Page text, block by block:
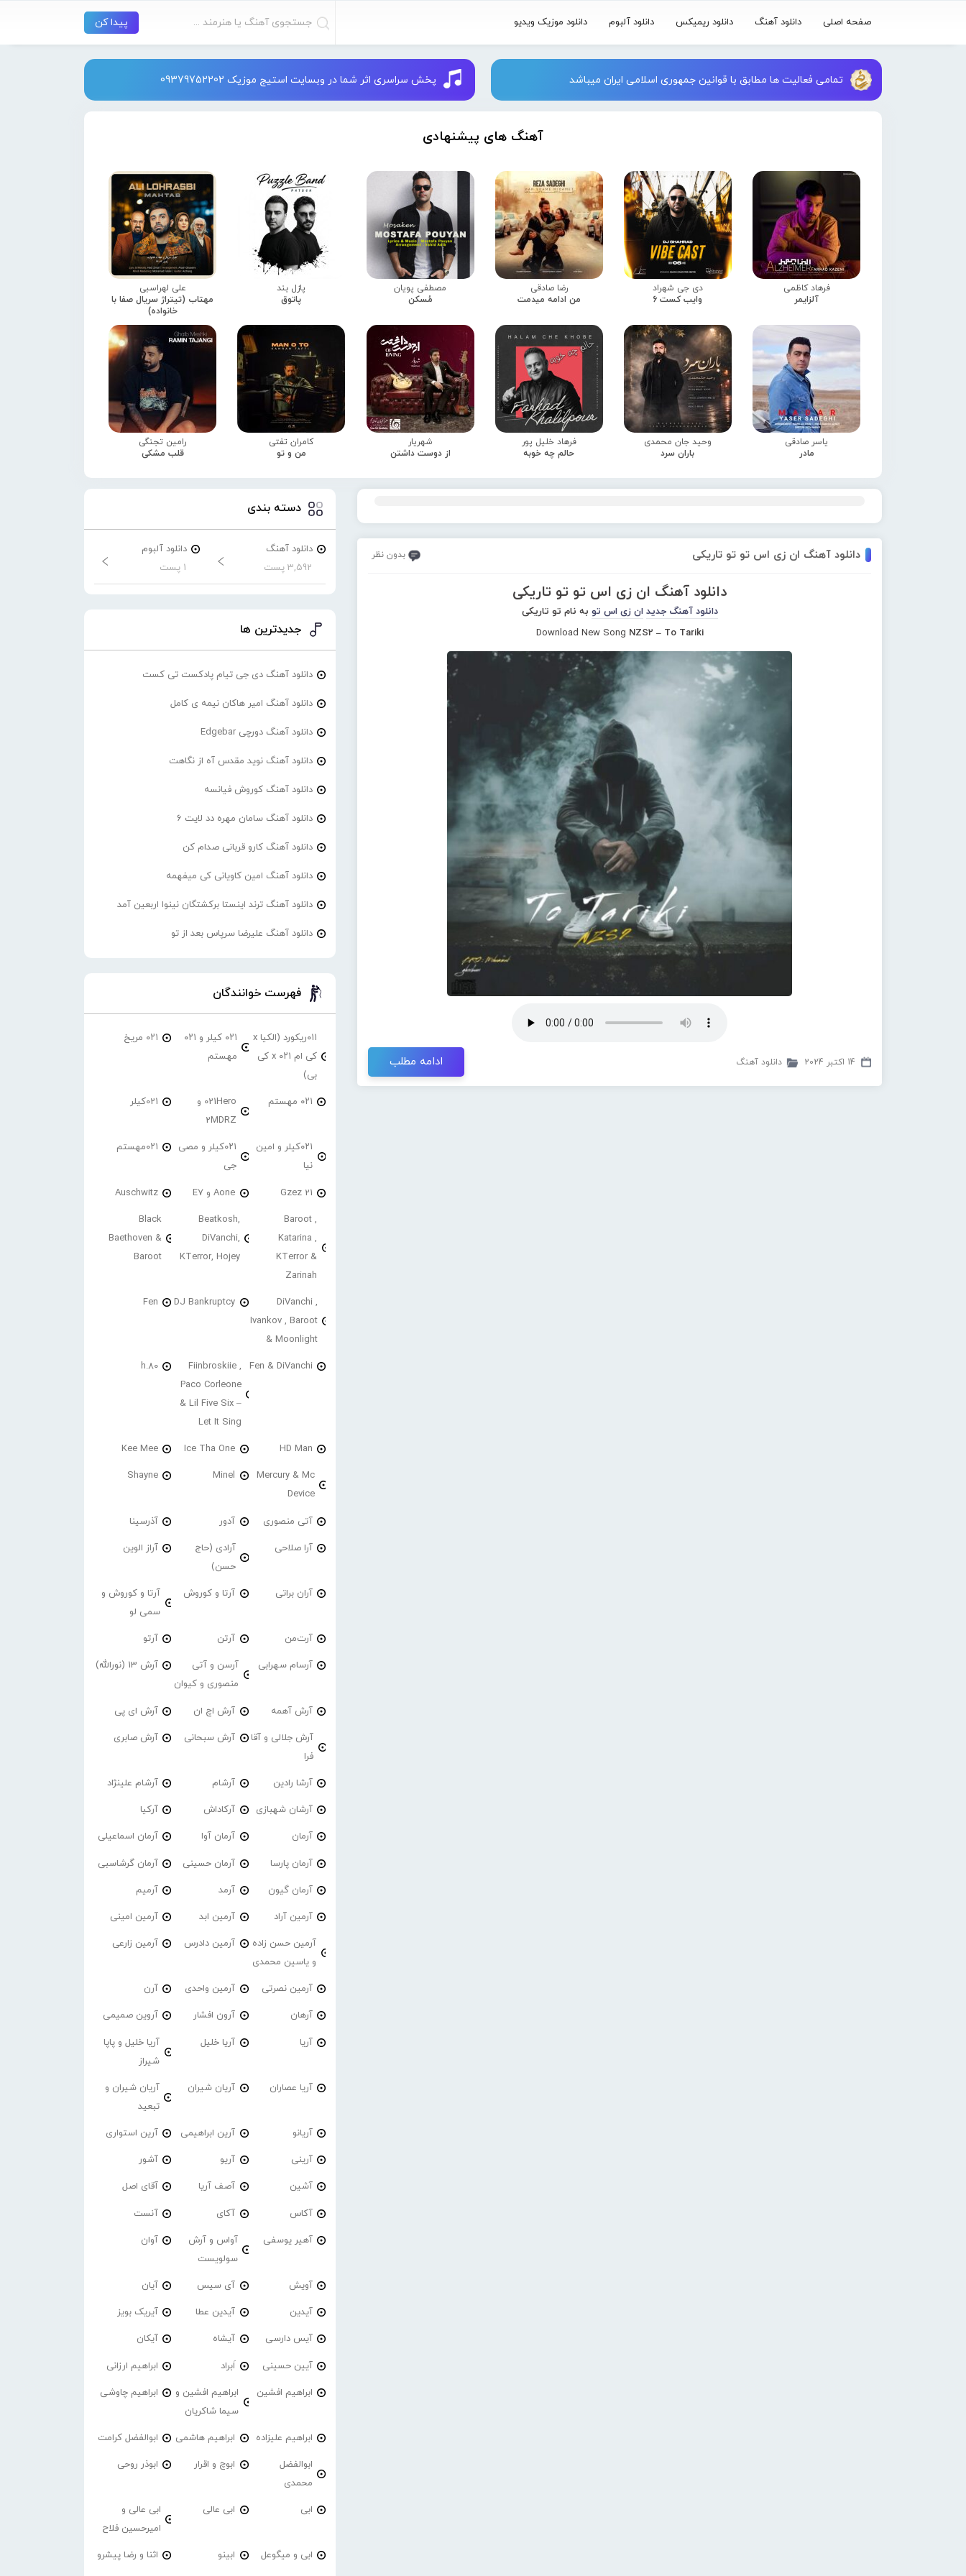
صفحه اصلی دانلود آهنگ دانلود ریمیکس دانلود آلبوم دانلود موزیک ویدیو
تمامی فعالیت ها مطابق با قوانین جمهوری اسلامی ایران میباشد پخش سراسری اثر شما در وبسایت استیج موزیک 09379752202
آهنگ های پیشنهادی
فرهاد کاظمی
آلزایمر
دی جی شهراد
وایب کست 6
رضا صادقی
من ادامه میدمت
مصطفی پویان
مُسکن
پازل بند
پاتوق
علی لهراسبی
مهتاب (تیتراژ سریال صفا با
خانواده)
یاسر صادقی
مادر
وحید جان محمدی
باران سرد
فرهاد خلیل پور
حالم چه خوبه
شهریار
از دوست داشتن
کامران تفتی
من و تو
رامین تجنگی
قلب مشکی
دانلود آهنگ ان زی اس تو تو تاریکی بدون نظر
دانلود آهنگ ان زی اس تو تو تاریکی
دانلود آهنگ جدید ان زی اس تو به نام تو تاریکی
Download New Song NZS2 – To Tariki
14 اکتبر 2024 دانلود آهنگ ادامه مطلب
دسته بندی
دانلود آهنگ
3,592 پست
دانلود آلبوم
1 پست
جدیدترین ها
دانلود آهنگ دی جی تیام پادکست تی کست
دانلود آهنگ امیر هاکان نیمه ی کامل
دانلود آهنگ دورچی Edgebar
دانلود آهنگ نوید مقدس آه از نگاهت
دانلود آهنگ کوروش فیانسه
دانلود آهنگ سامان مهره دد لایت 6
دانلود آهنگ کارو قربانی صدام کن
دانلود آهنگ امین کاویانی کی میفهمه
دانلود آهنگ ترند اینستا برکشتگان نینوا اربعین آمد
دانلود آهنگ علیرضا سرپاس بعد از تو
فهرست خوانندگان
۰۱۱ریکورد (الکیا x
کی ام ۰۲۱ x کی
بی)
۰۲۱ کیلر و ۰۲۱
مهستم
۰۲۱ مریخ
۰۲۱ مهستم
021Hero و
2MDRZ
021کیلر
۰۲۱کیلر و امین
نیا
۰۲۱کیلر و مصی
جی
۰۲۱مهستم
21 Gzez Aone و E7 Auschwitz
Baroot ,
Katarina ,
KTerror &
Zarinah
Beatkosh,
DiVanchi,
KTerror, Hojey
Black
Baethoven &
Baroot
DiVanchi ,
Ivankov , Baroot
& Moonlight
DJ Bankruptcy
Fen
Fen & DiVanchi
Fiinbroskiie ,
Paco Corleone
& Lil Five Six –
Let It Sing
h.80
HD Man
Ice Tha One
Kee Mee
Mercury & Mc
Device
Minel
Shayne
آتی منصوری آدور آذرسینا
آرا صلاحی
آرادی (حاج
حسن)
آراز الوین
آران براتی آرتا و کوروش
آرتا و کوروش و
سمی لو
آرت‌من آرتن آرتو
آرسام سهرابی
آرسن و آتی
منصوری و کیوان
آرش 13 (نورالله)
آرش آهمه آرش اچ ان آرش ای پی
آرش جلالی و آقا
فرا
آرش سبحانی آرش صابری
آرشا رادین آرشام آرشام علینژاد
آرشان شهبازی آرکاداش آرکیا
آرمان آرمان آوا آرمان اسماعیلی
آرمان پارسا آرمان حسینی آرمان گرشاسبی
آرمان گیون آرمد آرمیم
آرمین آراد آرمین ابد آرمین امینی
آرمین حسن زاده
و یاسین محمدی
آرمین دادرس آرمین زارعی
آرمین نصرتی آرمین واحدی آرن
آرهان آرون افشار آروین صمیمی
آریا آریا خلیل
آریا خلیل و پاپا
شیراز
آریا عصاران آریان شیران
آریان شیران و
تبعید
آریانو آرین ابراهیمی آرین استواری
آرینی آریو آشور
آشین آصف آریا آقای اصل
آکاس آکای آنست
آهیر یوسفی
آواس و آرش
سولویست
آوان
آویش آی سیس آیان
آیدین آیدین عطا آیریک بویز
آیس دارسی آیشاه آیکان
آیین حسینی اَبراد ابراهیم ارزانی
ابراهیم افشین
ابراهیم افشین و
سیما شاکریان
ابراهیم چاوشی
ابراهیم علیزاده ابراهیم هاشمی ابوالفضل کرامت
ابوالفضل
محمدی
ابوچ و اقرار ابوذر روحی
ابی ابی عالی
ابی عالی و
امیرحسین فلاح
ابی و میگوعل ابینو اثنا و رضا پیشرو